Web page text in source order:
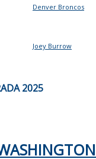
Denver Broncos
Joey Burrow
2025